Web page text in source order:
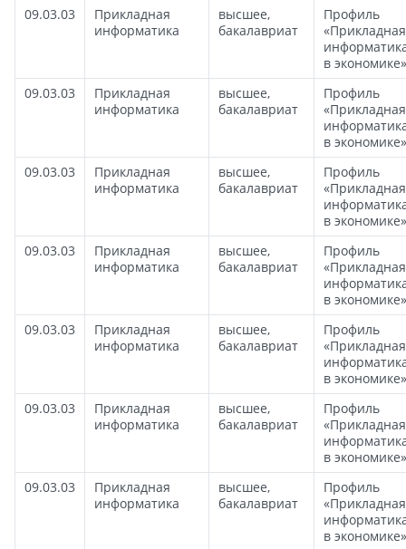
09.03.03
Прикладная
информатика
высшее,
бакалавриат
Профиль
«Прикладная
в экономике»
09.03.03
Прикладная
информатика
высшее,
бакалавриат
Профиль
«Прикладная
в экономике»
09.03.03
Прикладная
информатика
высшее,
бакалавриат
Профиль
«Прикладная
в экономике»
09.03.03
Прикладная
информатика
высшее,
бакалавриат
Профиль
«Прикладная
в экономике»
09.03.03
Прикладная
информатика
высшее,
бакалавриат
Профиль
«Прикладная
в экономике»
09.03.03
Прикладная
информатика
высшее,
бакалавриат
Профиль
«Прикладная
в экономике»
09.03.03
Прикладная
информатика
высшее,
бакалавриат
Профиль
«Прикладная
в экономике»